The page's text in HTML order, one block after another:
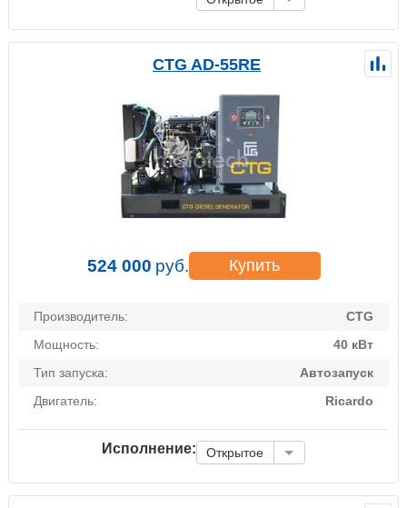
CTG AD-55RE
524 000 руб. Купить
Производитель:
CTG
Мощность:
40 кВт
Тип запуска:
Автозапуск
Двигатель:
Ricardo
Исполнение: Открытое